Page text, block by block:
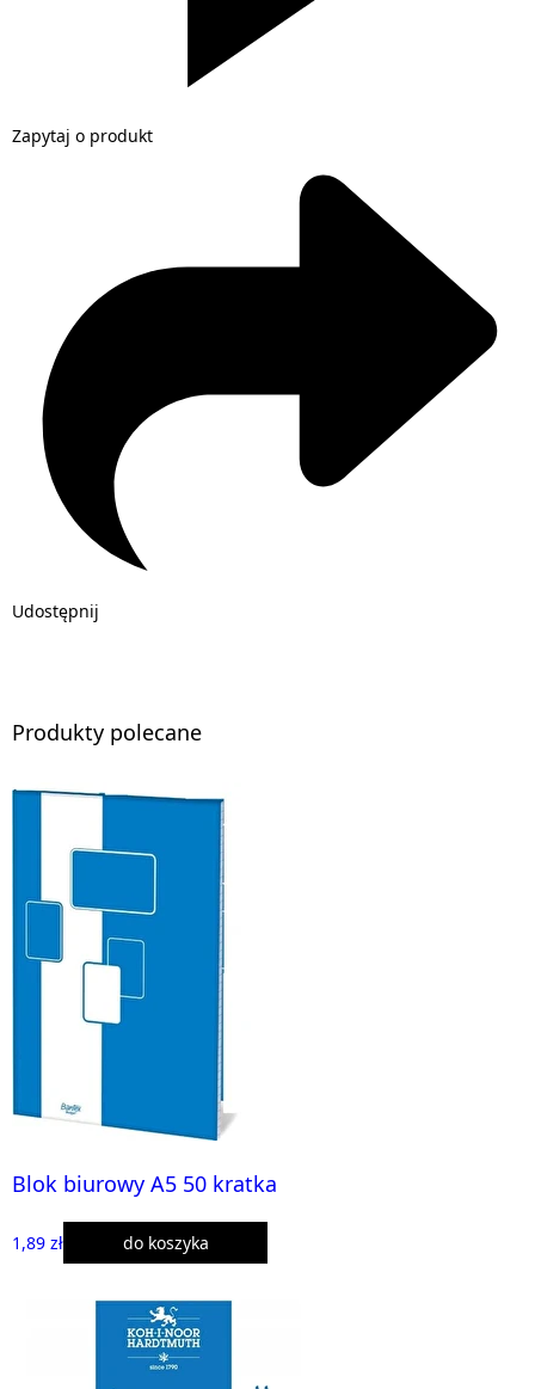
Zapytaj o produkt
Udostępnij
Produkty polecane
Blok biurowy A5 50 kratka
1,89 zł do koszyka